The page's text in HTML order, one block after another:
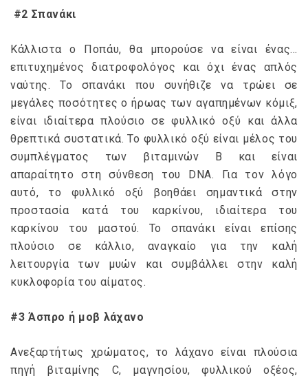
#2 Σπανάκι
Κάλλιστα ο Ποπάυ, θα μπορούσε να είναι ένας…
επιτυχημένος διατροφολόγος και όχι ένας απλός
ναύτης. Το σπανάκι που συνήθιζε να τρώει σε
μεγάλες ποσότητες ο ήρωας των αγαπημένων κόμιξ,
είναι ιδιαίτερα πλούσιο σε φυλλικό οξύ και άλλα
θρεπτικά συστατικά. Το φυλλικό οξύ είναι μέλος του
συμπλέγματος των βιταμινών Β και είναι
απαραίτητο στη σύνθεση του DNA. Για τον λόγο
αυτό, το φυλλικό οξύ βοηθάει σημαντικά στην
προστασία κατά του καρκίνου, ιδιαίτερα του
καρκίνου του μαστού. Το σπανάκι είναι επίσης
πλούσιο σε κάλλιο, αναγκαίο για την καλή
λειτουργία των μυών και συμβάλλει στην καλή
κυκλοφορία του αίματος.
#3 Άσπρο ή μοβ λάχανο
Ανεξαρτήτως χρώματος, το λάχανο είναι πλούσια
πηγή βιταμίνης C, μαγνησίου, φυλλικού οξέος,